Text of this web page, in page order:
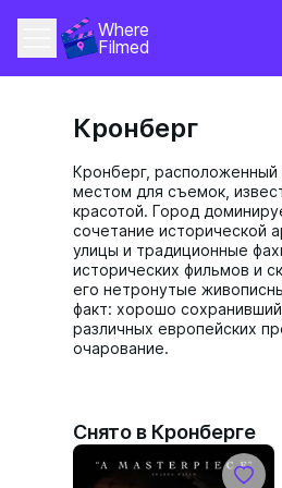
Where
Filmed
Кронберг
Кронберг, расположенный
местом для съемок,
красотой. Город
сочетание исторической
улицы и традиционные
исторических фильмов и
его нетронутые
факт: хорошо
различных европейских
очарование.
Снято в Кронберге